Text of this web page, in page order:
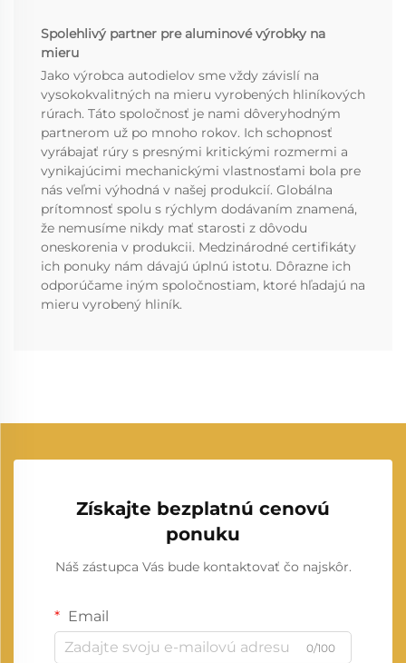
Spolehlivý partner pre aluminové výrobky na
mieru
Jako výrobca autodielov sme vždy závislí na
vysokokvalitných na mieru vyrobených hliníkových
rúrach. Táto spoločnosť je nami dôveryhodným
partnerom už po mnoho rokov. Ich schopnosť
vyrábajať rúry s presnými kritickými rozmermi a
vynikajúcimi mechanickými vlastnosťami bola pre
nás veľmi výhodná v našej produkcií. Globálna
prítomnosť spolu s rýchlym dodávaním znamená,
že nemusíme nikdy mať starosti z dôvodu
oneskorenia v produkcii. Medzinárodné certifikáty
ich ponuky nám dávajú úplnú istotu. Dôrazne ich
odporúčame iným spoločnostiam, ktoré hľadajú na
mieru vyrobený hliník.
Získajte bezplatnú cenovú
ponuku
Náš zástupca Vás bude kontaktovať čo najskôr.
Email
0/100